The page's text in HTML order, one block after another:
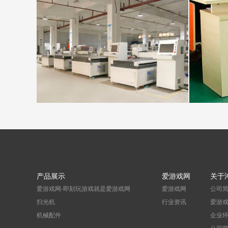
产品展示
爱游戏网-即刻玩游戏就是爱游戏网
扫光机
机械配件
爱游戏网
爱游戏网
行业资讯
关于
公司
爱游
企业